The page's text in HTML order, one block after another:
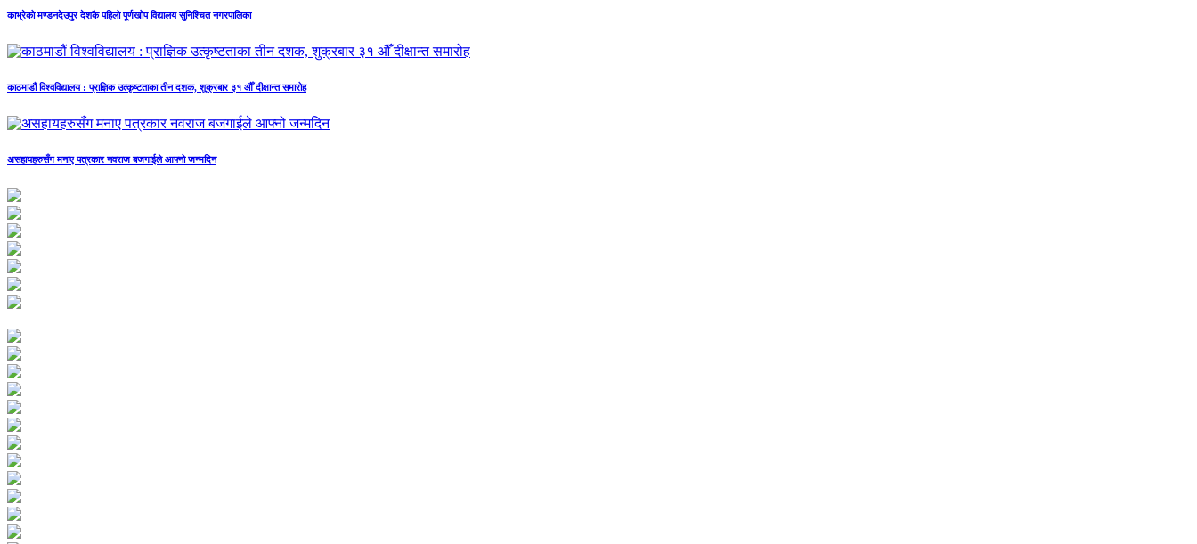
काभ्रेको मण्डनदेउपुर देशकै पहिलो पूर्णखोप विद्यालय सुनिश्चित नगरपालिका
काठमाडौं विश्वविद्यालय : प्राज्ञिक उत्कृष्टताका तीन दशक, शुक्रबार ३१ औँ दीक्षान्त समारोह
असहायहरुसँग मनाए पत्रकार नवराज बजगाईले आफ्नो जन्मदिन